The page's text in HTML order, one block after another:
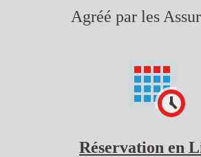
Agréé par les
Réservation en